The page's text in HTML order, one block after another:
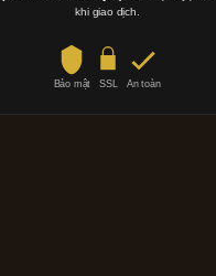
khi giao dịch.
Bảo mật SSL An toàn